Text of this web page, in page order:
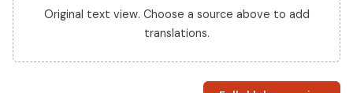
Original text view. Choose a source above to add
translations.